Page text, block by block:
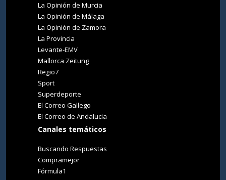
La Opinión de Murcia
La Opinión de Málaga
La Opinión de Zamora
La Provincia
Levante-EMV
Mallorca Zeitung
Regio7
Sport
Superdeporte
El Correo Gallego
El Correo de Andalucia
Canales temáticos
Buscando Respuestas
Compramejor
Fórmula1